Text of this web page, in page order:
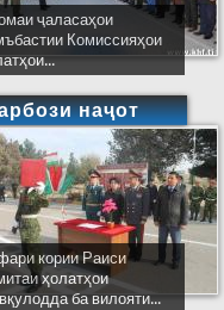
ҷаласаҳои
Комиссияҳои
наҷот
кории Раиси
ҳолатҳои
ба вилояти...